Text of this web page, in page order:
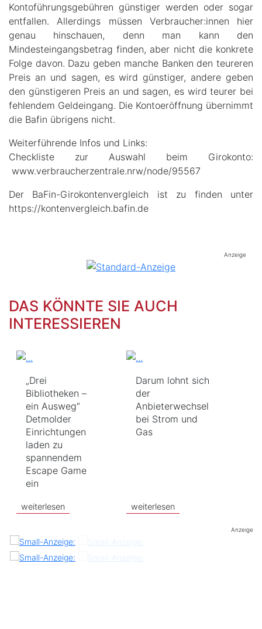
Kontoführungsgebühren günstiger werden oder sogar
entfallen. Allerdings müssen Verbraucher:innen hier
genau hinschauen, denn man kann den
Mindesteingangsbetrag finden, aber nicht die konkrete
Folge davon. Dazu geben manche Banken den teureren
Preis an und sagen, es wird günstiger, andere geben
den günstigeren Preis an und sagen, es wird teurer bei
fehlendem Geldeingang. Die Kontoeröffnung übernimmt
die Bafin übrigens nicht.
Weiterführende Infos und Links:
Checkliste zur Auswahl beim Girokonto:
www.verbraucherzentrale.nrw/node/95567
Der BaFin-Girokontenvergleich ist zu finden unter
https://kontenvergleich.bafin.de
Anzeige
DAS KÖNNTE SIE AUCH
INTERESSIEREN
„Drei
Bibliotheken –
ein Ausweg“
Detmolder
Einrichtungen
laden zu
spannendem
Escape Game
ein
weiterlesen
Darum lohnt sich
der
Anbieterwechsel
bei Strom und
Gas
weiterlesen
Anzeige